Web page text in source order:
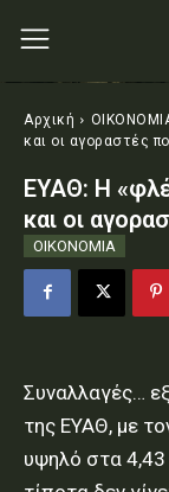
Αρχική
και οι αγοραστές
ΕΥΑΘ: Η
και οι
ΟΙΚΟΝΟΜΙΑ
Συναλλαγές…
της ΕΥΑΘ, με
υψηλό στα